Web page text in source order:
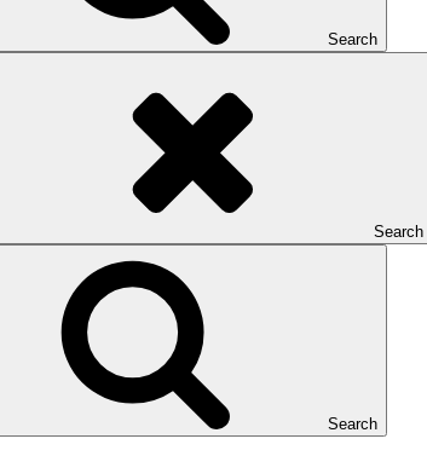
Search
Search
Search